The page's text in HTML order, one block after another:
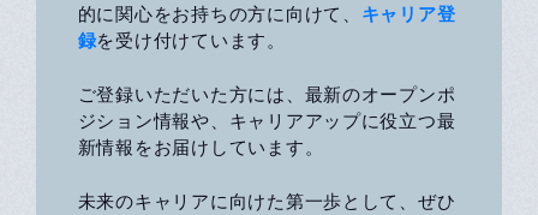
的に関心をお持ちの方に向けて、 キャリア登
録を受け付けています。
ご登録いただいた方には、最新のオープンポ
ジション情報や、キャリアアップに役立つ最
新情報をお届けしています。
未来のキャリアに向けた第一歩として、ぜひ